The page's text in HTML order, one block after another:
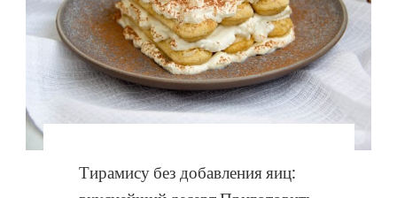
Тирамису без добавления яиц: